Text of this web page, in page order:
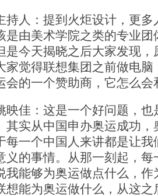
：提到火炬设计，更多
是由美术学院之类的专业
是今天揭晓之后大家发现
家觉得联想集团之前做电
会的一个赞助商，它怎么
：这是一个好问题，也
其实从中国申办奥运成功
每一个中国人来讲都是让
义的事情。从那一刻起，
我能够为奥运做点什么，
想能为奥运做什么，从这